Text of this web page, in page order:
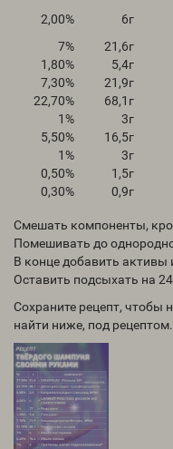
2,00%
6г
7%
21,6г
1,80%
5,4г
7,30%
21,9г
22,70%
68,1 г
1%
3г
5,50%
16,5г
1%
3г
0,50%
1,5г
0,30%
0,9г
Смешать компоненты,
Помешивать до
В конце добавить
Оставить подсыхать на
Сохраните рецепт, чтобы
найти ниже, под рецептом.